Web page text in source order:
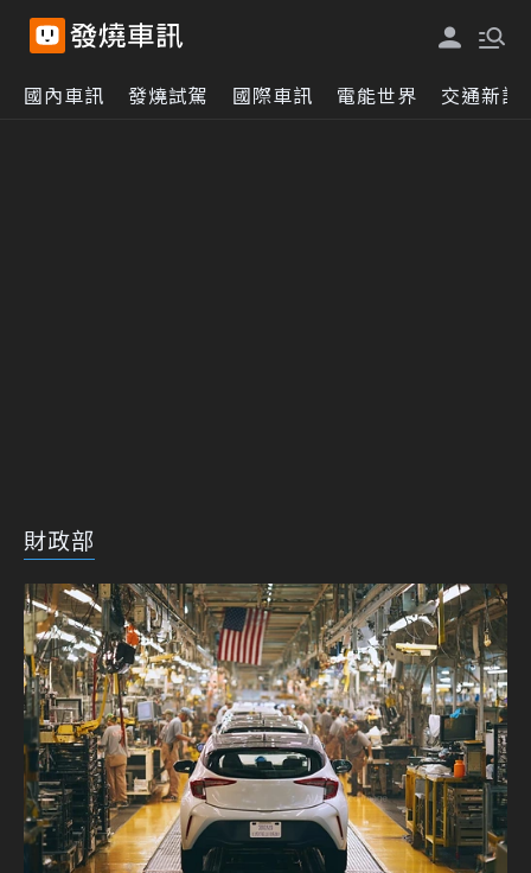
國內車訊 發燒試駕 國際車訊 電能世界 交通新訊
財政部